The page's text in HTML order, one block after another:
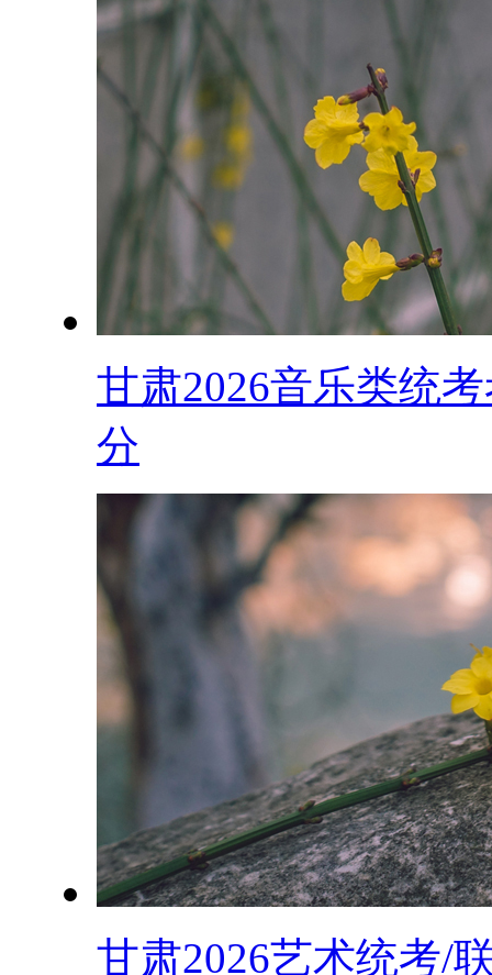
甘肃2026音乐类统
分
甘肃2026艺术统考/